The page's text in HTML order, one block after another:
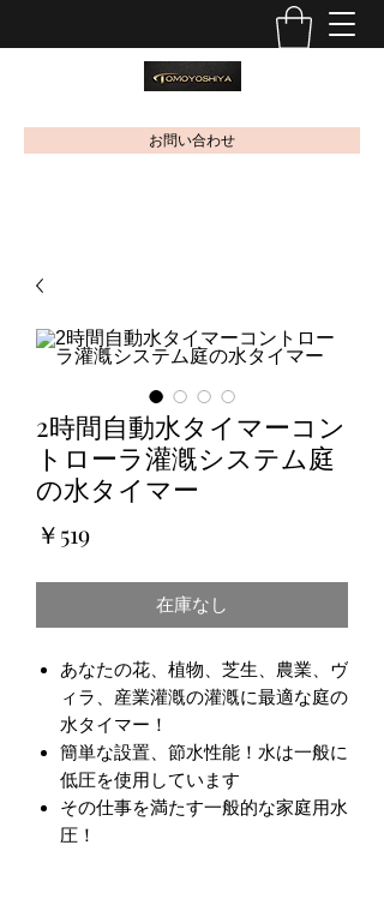
お問い合わせ
2時間自動水タイマーコン
トローラ灌漑システム庭
の水タイマー
￥519価
在庫なし
あなたの花、植物、芝生、農業、ヴ
ィラ、産業灌漑の灌漑に最適な庭の
水タイマー！
簡単な設置、節水性能！水は一般に
低圧を使用しています
その仕事を満たす一般的な家庭用水
圧！